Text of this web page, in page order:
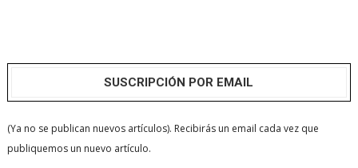
SUSCRIPCIÓN POR EMAIL